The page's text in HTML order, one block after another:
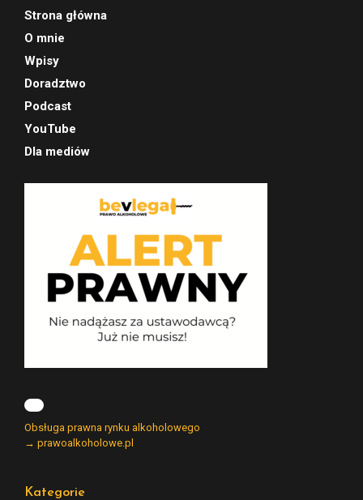
Strona główna
O mnie
Wpisy
Doradztwo
Podcast
YouTube
Dla mediów
Obsługa prawna rynku alkoholowego
→ prawoalkoholowe.pl
Kategorie